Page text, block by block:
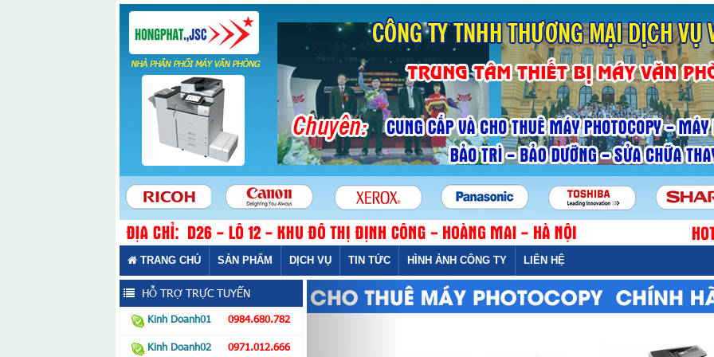
TRANG CHỦ SẢN PHẨM DỊCH VỤ TIN TỨC HÌNH ẢNH CÔNG TY LIÊN HỆ
HỖ TRỢ TRỰC TUYẾN
Kinh Doanh01 0984.680.782
Kinh Doanh02 0971.012.666
Previous